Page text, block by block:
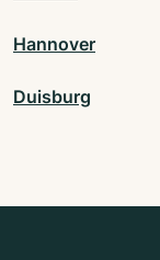
Hannover
Duisburg